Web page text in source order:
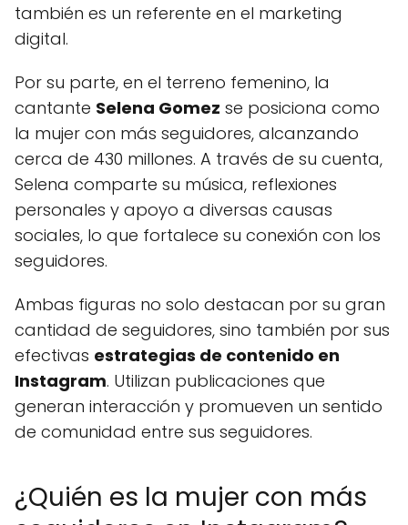
también es un referente en el marketing
digital.
Por su parte, en el terreno femenino, la
cantante Selena Gomez se posiciona como
la mujer con más seguidores, alcanzando
cerca de 430 millones. A través de su cuenta,
Selena comparte su música, reflexiones
personales y apoyo a diversas causas
sociales, lo que fortalece su conexión con los
seguidores.
Ambas figuras no solo destacan por su gran
cantidad de seguidores, sino también por sus
efectivas estrategias de contenido en
Instagram. Utilizan publicaciones que
generan interacción y promueven un sentido
de comunidad entre sus seguidores.
¿Quién es la mujer con más